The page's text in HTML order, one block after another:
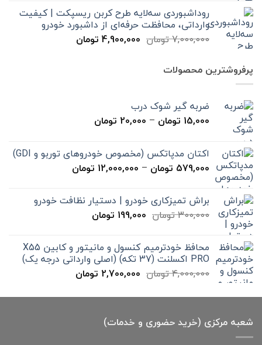
7,000,000 تومان
بود.
4,900,000 تومان
است.
روداشبوردی سه‌لایه طرح کربن ریسپکت | کیفیت
وارداتی، محافظت حرفه‌ای از داشبورد خودرو
7,000,000تومان قیمت
4,900,000 تومانقیمت
پرفروشترین محصولات
ضربه گیر شوک درب
15,000 تومان –
20,000 تومان
تا
20,000 تومان
اکتان مدپاتکس (مخصوص خودروهای توربو و GDI)
579,000 تومان –
12,000,000 تومان
تا
براش تمیزکاری خودرو | دستیار نظافت خودرو
300,000تومان قیمت
بود.
199,000 تومانقیمت
199,000 تومان
است. محافظ خودترمیم کنسول و مانیتور و کابین X55
PRO اکسلنت (37 تکه) (اصلی وارداتی درجه یک)
4,000,000تومان قیمت
4,000,000 تومان
2,700,000 تومانقیمت
2,700,000 تومان
شعبه مرکزی (خرید حضوری و خدمات)